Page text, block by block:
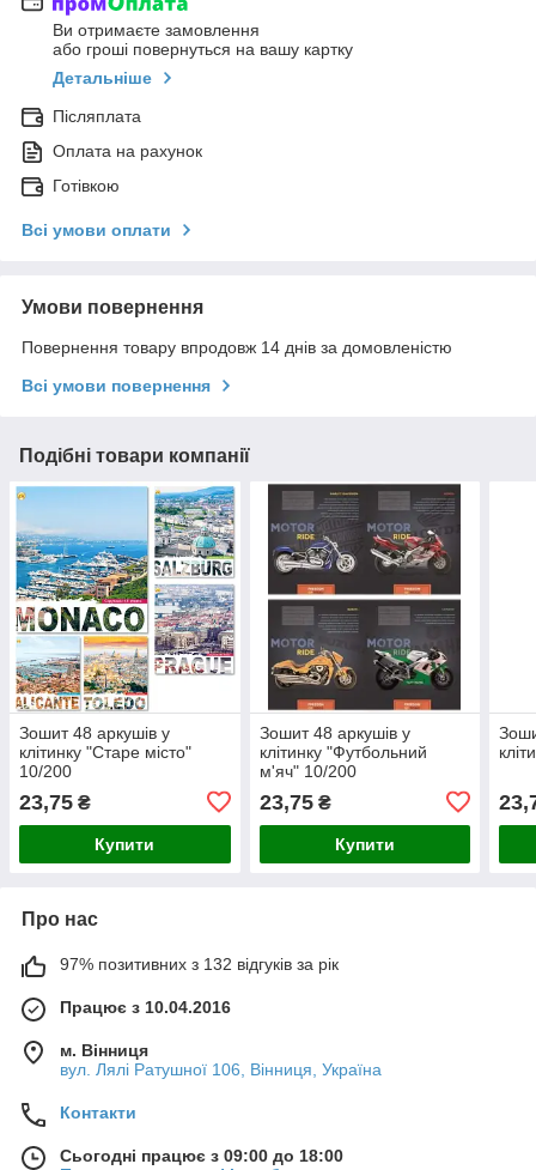
Ви отримаєте замовлення
або гроші повернуться на вашу картку
Детальніше
Післяплата
Оплата на рахунок
Готівкою
Всі умови оплати
Умови повернення
Повернення товару впродовж 14 днів за домовленістю
Всі умови повернення
Подібні товари компанії
Зошит 48 аркушів у
клітинку "Старе місто"
10/200
23,75 ₴
Купити
Зошит 48 аркушів у
клітинку "Футбольний
м'яч" 10/200
23,75₴
Купити
Про нас
97% позитивних з 132 відгуків за рік
Працює з 10.04.2016
м. Вінниця
вул. Лялі Ратушної 106, Вінниця, Україна
Контакти
Сьогодні працює з 09:00 до 18:00